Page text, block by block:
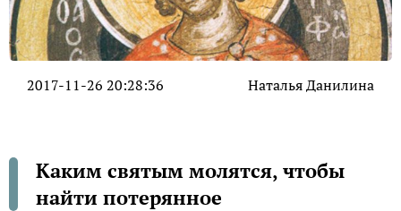
2017-11-26 20:28:36 Наталья Данилина
Каким святым молятся, чтобы
найти потерянное